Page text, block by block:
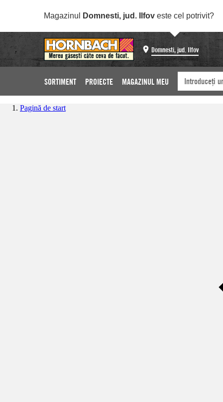
Magazinul Domnesti, jud. Ilfov este cel potrivit?
Domnesti, jud. Ilfov
SORTIMENT PROIECTE MAGAZINUL MEU
Pagină de start